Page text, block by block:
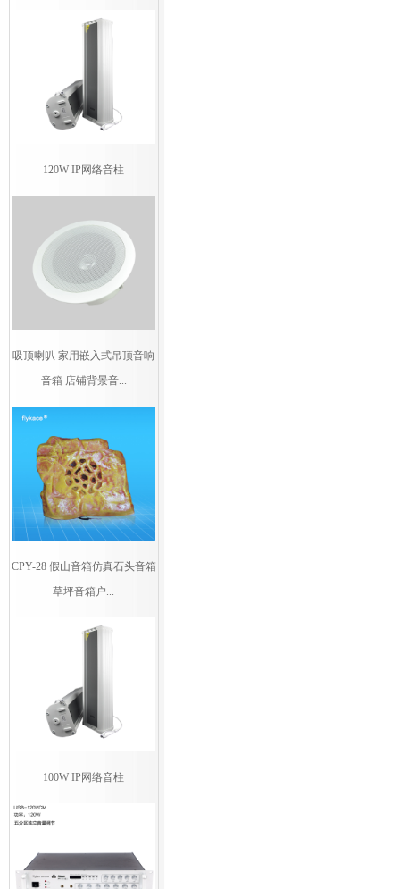
120W IP网络音柱
吸顶喇叭 家用嵌入式吊顶音响
音箱 店铺背景音...
CPY-28 假山音箱仿真石头音箱
草坪音箱户...
100W IP网络音柱